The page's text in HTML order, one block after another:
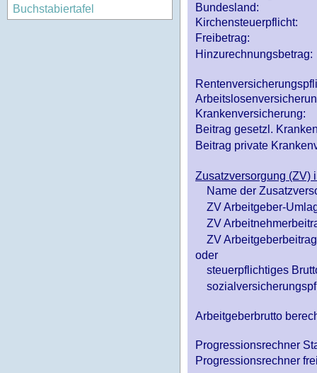
Buchstabiertafel
Bundesland:
Kirchensteuerpflicht:
Freibetrag:
Hinzurechnungsbetrag:
Krankenversicherung:
Beitrag gesetzl.
Beitrag private
Zusatzversorgung (ZV)
Name der
ZV Arbeitgeber-
ZV
ZV
oder
steuerpflichtiges
Arbeitgeberbrutto
Progressionsrechner
Progressionsrechner